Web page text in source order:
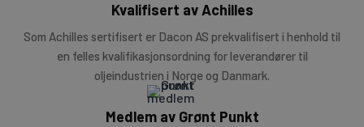
Kvalifisert av Achilles
Som Achilles sertifisert er Dacon AS prekvalifisert i henhold til
en felles kvalifikasjonsordning for leverandører til
oljeindustrien i Norge og Danmark.
Medlem av Grønt Punkt